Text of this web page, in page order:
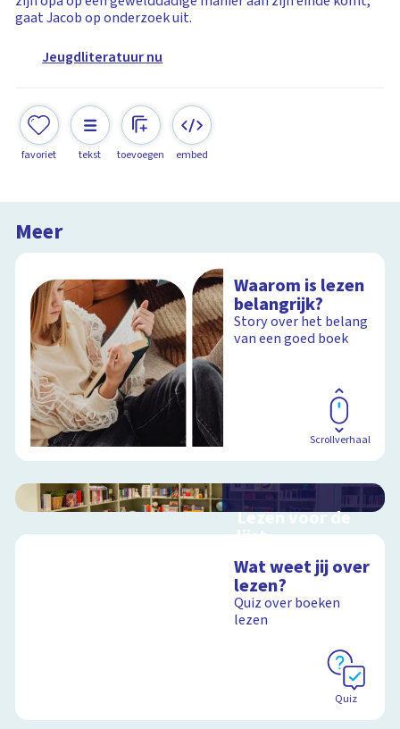
gaat Jacob op onderzoek uit.
Jeugdliteratuur nu
favoriet tekst toevoegen embed
Meer
Waarom is lezen
belangrijk?
Story over het belang
van een goed boek
Scrollverhaal
Lezen voor de
lijst
uitzoeken van een
boek voor de leeslijst
Schoolplaat
Wat weet jij over
lezen?
Quiz over boeken
lezen
Quiz